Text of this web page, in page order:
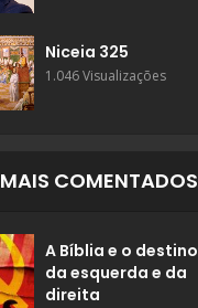
Niceia 325
1.046 Visualizações
MAIS COMENTADOS
A Bíblia e o destino
da esquerda e da
direita